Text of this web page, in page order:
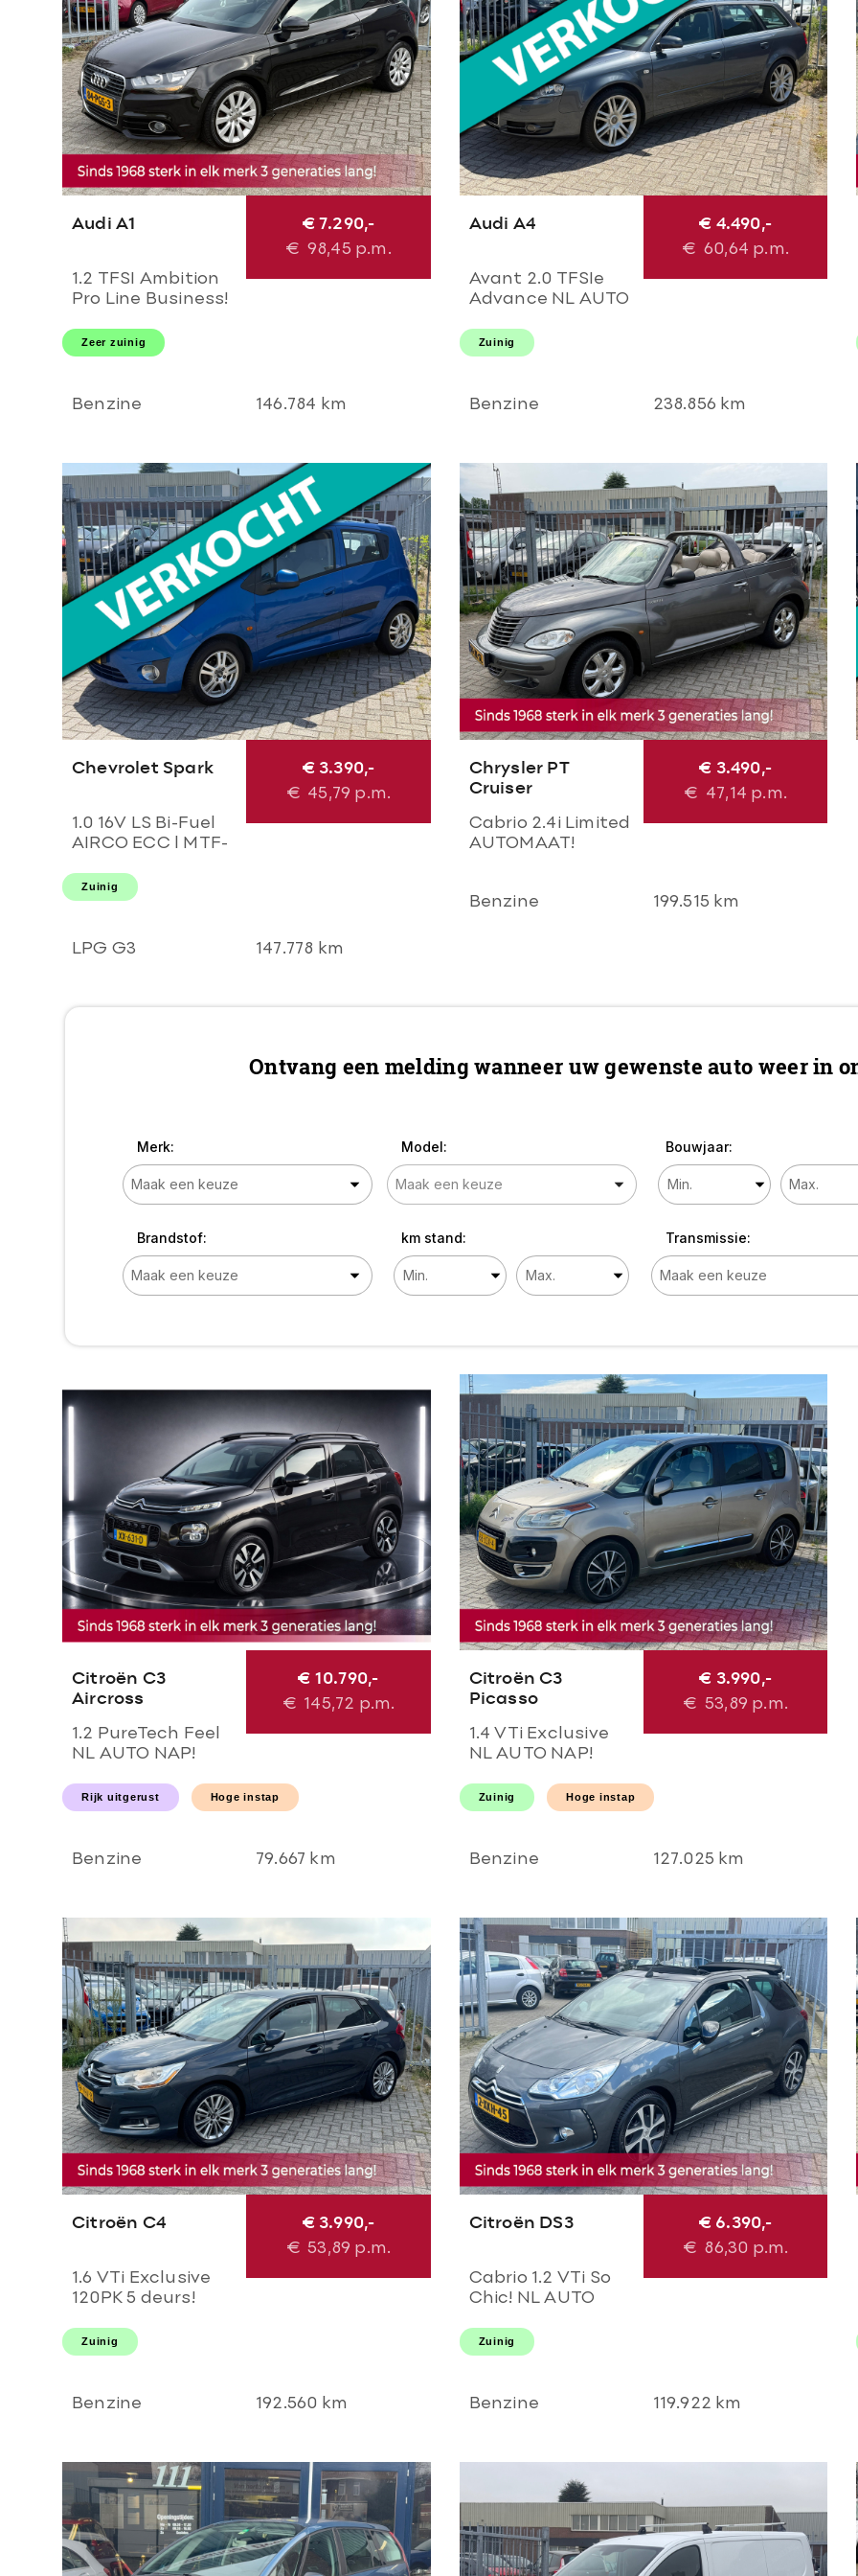
Audi A1
1.2 TFSI Ambition
Pro Line Business!
NAVI l CRUISE l
LEER l AIRCO l
LMV! 1e eigenaar l
€ 7.290,-
€ 98,45 p.m.
Zeer zuinig
Benzine 146.784 km
Audi A4
Avant 2.0 TFSIe
Advance NL AUTO
Uitmuntende
staat! Navi l Airco
Trekhaak l PDC l
€ 4.490,-
€ 60,64 p.m.
Zuinig
Benzine 238.856 km
Chevrolet Spark
1.0 16V LS Bi-Fuel
AIRCO ECC l MTF-
pakket! DEALER
OH l TOPSTAAT!
ZUINIG RIJDEN!
€ 3.390,-
€ 45,79 p.m.
Zuinig
LPG G3 147.778 km
Chrysler PT
Cruiser
Cabrio 2.4i Limited
AUTOMAAT!
LMV l LEER l
€ 3.490,-
€ 47,14 p.m.
Benzine 199.515 km
Ontvang een melding wanneer uw gewenste auto weer in
Merk: Model: Bouwjaar:
Brandstof: km stand: Transmissie:
Citroën C3
Aircross
1.2 PureTech Feel
NL AUTO NAP!
LED l PDC l AIRCO
ECC l CRUISE l
NIEUWSTAAT!
€ 10.790,-
€ 145,72 p.m.
Rijk uitgerust Hoge instap
Benzine 79.667 km
Citroën C3
Picasso
1.4 VTi Exclusive
NL AUTO NAP!
AIRCO ECC l
CRUISE l PDC l
GOED
€ 3.990,-
€ 53,89 p.m.
Zuinig Hoge instap
Benzine 127.025 km
Citroën C4
1.6 VTi Exclusive
120PK 5 deurs!
Massage l
Stoelverwarming l
NAP l Dealer OH l
€ 3.990,-
€53,89 p.m.
Zuinig
Benzine 192.560 km
Citroën DS3
Cabrio 1.2 VTi So
Chic! NL AUTO
LED l PDC!
NIEUWE D-riem l
NIEUWSTAAT!
€ 6.390,-
€ 86,30 p.m.
Zuinig
Benzine 119.922 km